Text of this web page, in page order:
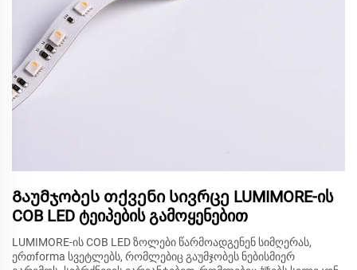
Გაუმჯობეს თქვენი სივრცე LUMIMORE-ის
COB LED ტეიპების გამოყენებით
LUMIMORE-ის COB LED ზოლები წარმოადგენენ სიმღერას,
ერთforma სვეტლებს, რომლებიც გაუმჯობეს ნებისმიერ